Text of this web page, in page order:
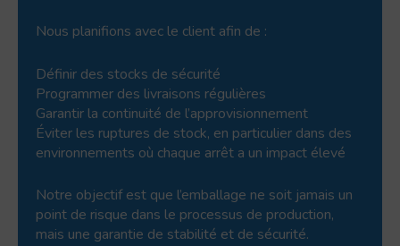
Nous planifions avec le client afin de :
Définir des stocks de sécurité
Programmer des livraisons régulières
Garantir la continuité de l’approvisionnement
Éviter les ruptures de stock, en particulier dans des
environnements où chaque arrêt a un impact élevé
Notre objectif est que l’emballage ne soit jamais un
point de risque dans le processus de production,
mais une garantie de stabilité et de sécurité.